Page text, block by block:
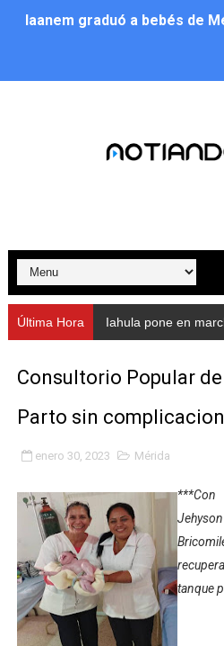
Iaanem graduó a bebés de
Alcalde Nelson Álvarez
Nevado Gas optimiza
Balance semestral impulsa
Plan Vacacional
Alcaldía del Municipio
Fundacite Mérida dicta
INN-Mérida celebró el Lacto
Impulsan plan estratégico
Mérida impulsa desarrollo
Fomficc consolida alianzas
Niños de Estudiantes de
Última Hora Iahula pone en marcha protocolo
Consultorio Popular
Parto sin
enero 30, 2023 Mérida
tanque